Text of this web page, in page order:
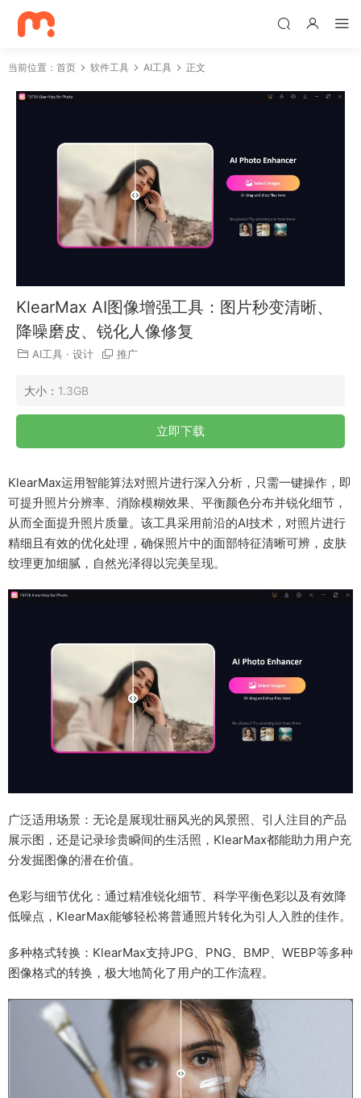
当前位置： 首页 软件工具 AI工具 正文
KlearMax AI图像增强工具：图片秒变清晰、
降噪磨皮、锐化人像修复
AI工具 · 设计 推广
大小： 1.3GB
立即下载
KlearMax运用智能算法对照片进行深入分析，只需一键操作，即
可提升照片分辨率、消除模糊效果、平衡颜色分布并锐化细节，
从而全面提升照片质量。该工具采用前沿的AI技术，对照片进行
精细且有效的优化处理，确保照片中的面部特征清晰可辨，皮肤
纹理更加细腻，自然光泽得以完美呈现。
广泛适用场景：无论是展现壮丽风光的风景照、引人注目的产品
展示图，还是记录珍贵瞬间的生活照，KlearMax都能助力用户充
分发掘图像的潜在价值。
色彩与细节优化：通过精准锐化细节、科学平衡色彩以及有效降
低噪点，KlearMax能够轻松将普通照片转化为引人入胜的佳作。
多种格式转换：KlearMax支持JPG、PNG、BMP、WEBP等多种
图像格式的转换，极大地简化了用户的工作流程。